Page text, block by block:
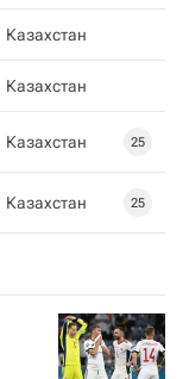
Казахстан
Казахстан
Казахстан 25
Казахстан 25